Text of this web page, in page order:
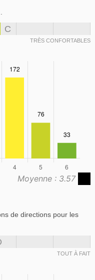
C
TRÈS CONFORTABLES
Moyenne : 3.57
de directions pour les
TOUT À FAIT